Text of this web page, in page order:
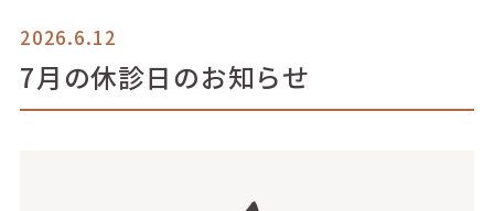
2026.6.12
7月の休診日のお知らせ